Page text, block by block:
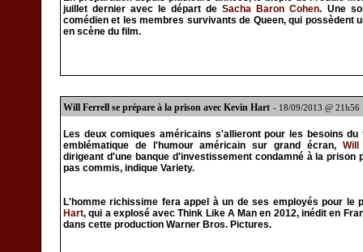
juillet dernier avec le départ deSacha Baron Cohen. Une
comédien et les membres survivants de Queen, qui possèdent
en scène du film.
Will Ferrell se prépare à la prison avec Kevin Hart - 18/09/2013 @ 21h56
Les deux comiques américains s'allieront pour les besoins du
emblématique de l'humour américain sur grand écran, Will
dirigeant d'une banque d'investissement condamné à la prison
pas commis, indique Variety.
L'homme richissime fera appel à un de ses employés pour
Hart, qui a explosé avec Think Like A Man en 2012, inédit en
dans cette production Warner Bros. Pictures.